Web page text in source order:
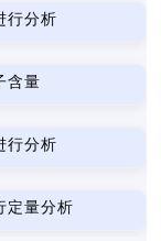
行分析
含量
行分析
定量分析